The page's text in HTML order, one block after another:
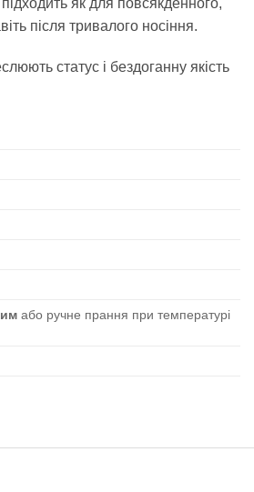
після тривалого носіння.
статус і бездоганну якість
або ручне прання при температурі